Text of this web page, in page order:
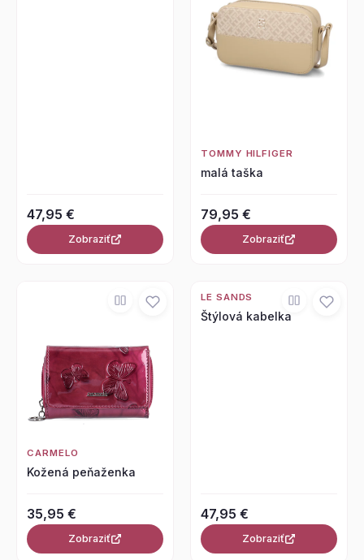
47,95 €
Zobraziť
TOMMY HILFIGER
malá taška
79,95 €
Zobraziť
CARMELO
Kožená peňaženka
35,95 €
Zobraziť
LE SANDS
Štýlová kabelka
47,95 €
Zobraziť